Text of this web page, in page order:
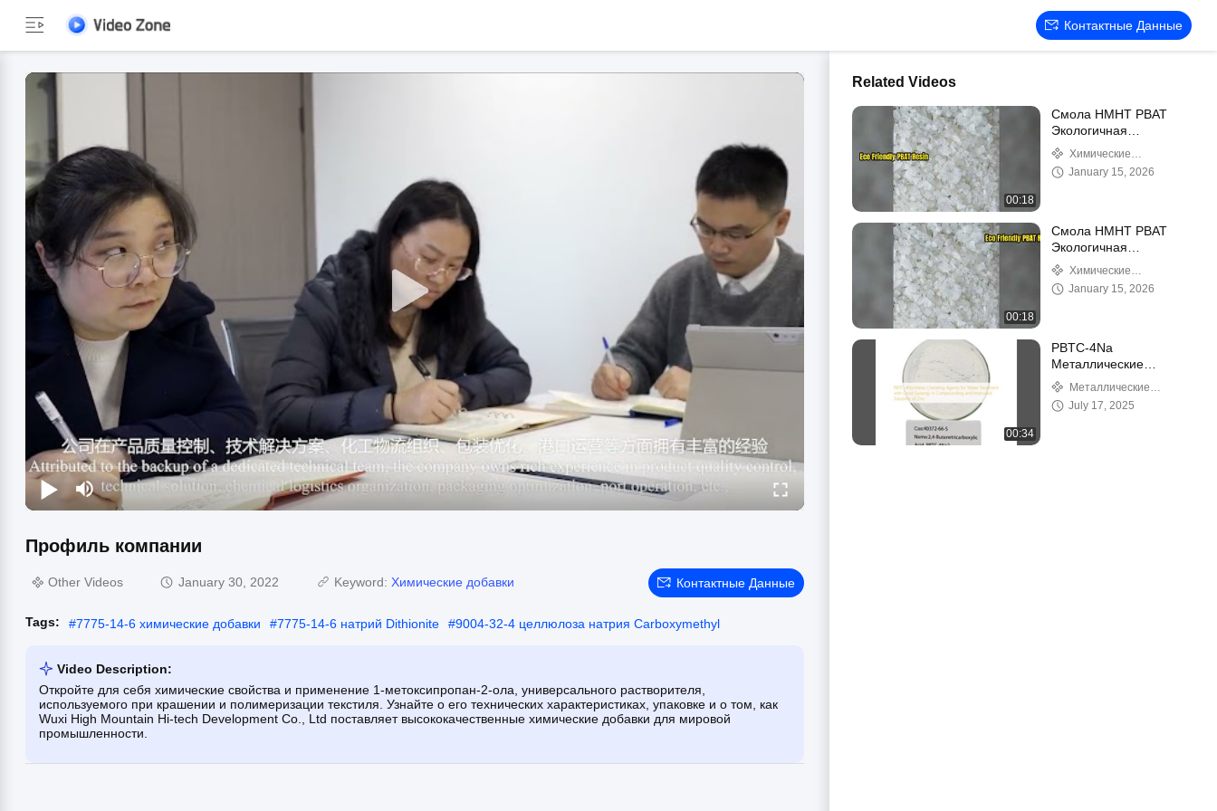
Контактные Данные
Профиль компании
Other Videos January 30, 2022 Keyword: Химические добавки Контактные Данные
Tags: #7775-14-6 химические добавки #7775-14-6 натрий Dithionite #9004-32-4 целлюлоза натрия Carboxymethyl
Video Description:
Откройте для себя химические свойства и применение 1-метоксипропан-2-ола, универсального растворителя,
используемого при крашении и полимеризации текстиля. Узнайте о его технических характеристиках, упаковке и о том, как
Wuxi High Mountain Hi-tech Development Co., Ltd поставляет высококачественные химические добавки для мировой
промышленности.
Related Videos
00:18
Смола HMHT PBAT
Экологичная
альтернатива ПВХ
Химические
промежуточные продукты
January 15, 2026
00:18
Смола HMHT PBAT
Экологичная
альтернатива ПВХ
Химические
промежуточные продукты
January 15, 2026
00:34
PBTC-4Na
Металлические
хелатирующие агенты
для очистки воды с
хорошей синергией в
Металлические
хелатирующие агенты
July 17, 2025